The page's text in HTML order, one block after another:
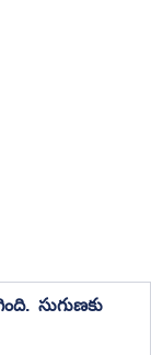
సుగుణకు